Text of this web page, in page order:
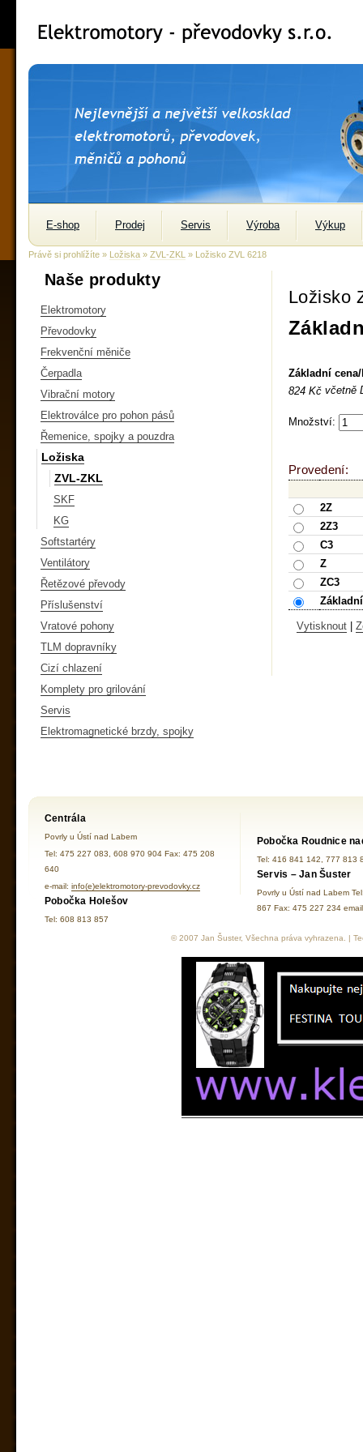
E-shop Prodej Servis Výroba Výkup
Právě si prohlížíte » Ložiska » ZVL-ZKL » Ložisko ZVL 6218
Naše produkty
Elektromotory
Převodovky
Frekvenční měniče
Čerpadla
Vibrační motory
Elektroválce pro pohon pásů
Řemenice, spojky a pouzdra
Ložiska
ZVL-ZKL
SKF
KG
Softstartéry
Ventilátory
Řetězové převody
Příslušenství
Vratové pohony
TLM dopravníky
Cizí chlazení
Komplety pro grilování
Servis
Elektromagnetické brzdy, spojky
Ložisko
Základní
824 Kč včetně
Množství:
Provedení:
2Z
2Z3
C3
Z
ZC3
Vytisknout
Centrála
Povrly u Ústí nad Labem
Tel: 475 227 083, 608 970 904 Fax: 475 208
640
e-mail: info(e)elektromotory-prevodovky.cz
Pobočka Holešov
Tel: 608 813 857
Pobočka Roudnice
Tel: 416 841 142, 777 813
Servis – Jan Šuster
Povrly u Ústí nad Labem
867 Fax: 475 227 234
© 2007 Jan Šuster, Všechna práva vyhrazena. |